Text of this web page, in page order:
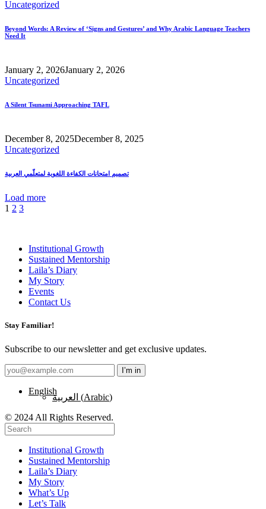
Uncategorized
Beyond Words: A Review of ‘Signs and Gestures’ and Why Arabic Language Teachers
Need It
January 2, 2026January 2, 2026
Uncategorized
A Silent Tsunami Approaching TAFL
December 8, 2025December 8, 2025
Uncategorized
تصميم امتحانات الكفاءة اللغوية لمتعلّمي العربية
Load more
1 2 3
Institutional Growth
Sustained Mentorship
Laila’s Diary
My Story
Events
Contact Us
Stay Familiar!
Subscribe to our newsletter and get exclusive updates.
English
العربية (Arabic)
© 2024 All Rights Reserved.
Institutional Growth
Sustained Mentorship
Laila’s Diary
My Story
What’s Up
Let’s Talk